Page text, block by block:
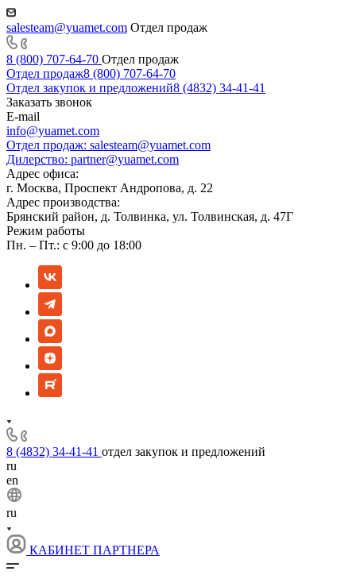
salesteam@yuamet.com Отдел продаж
8 (800) 707-64-70 Отдел продаж
Отдел продаж8 (800) 707-64-70
Отдел закупок и предложений8 (4832) 34-41-41
Заказать звонок
E-mail
info@yuamet.com
Отдел продаж: salesteam@yuamet.com
Дилерство: partner@yuamet.com
Адрес офиса:
г. Москва, Проспект Андропова, д. 22
Адрес производства:
Брянский район, д. Толвинка, ул. Толвинская, д. 47Г
Режим работы
Пн. – Пт.: с 9:00 до 18:00
8 (4832) 34-41-41 отдел закупок и предложений
ru
en
ru
КАБИНЕТ ПАРТНЕРА